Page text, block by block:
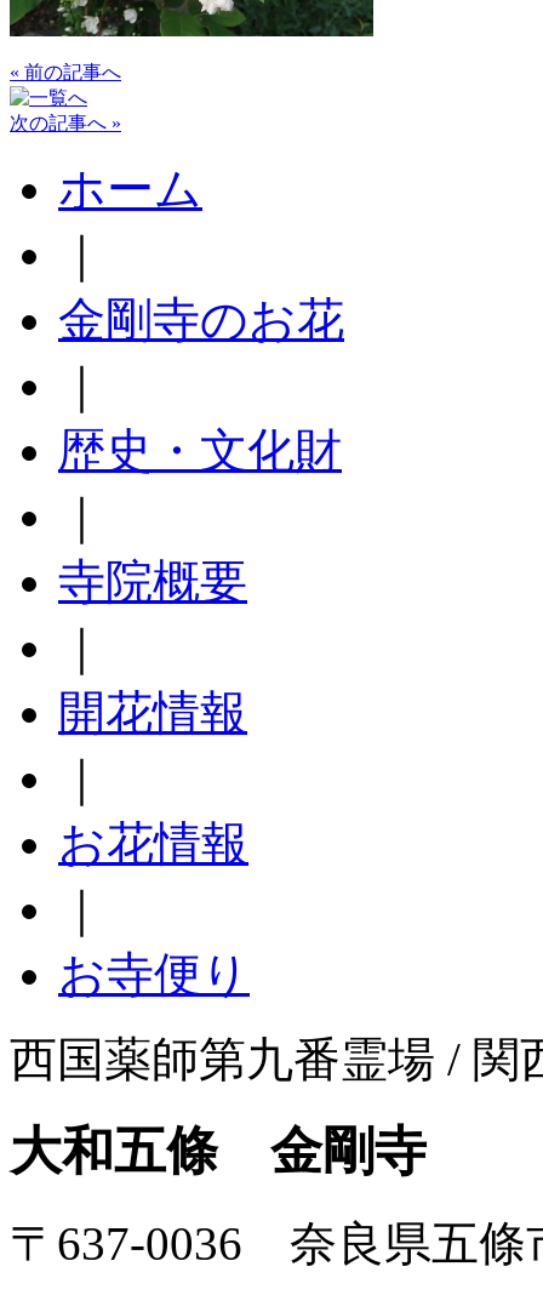
« 前の記事へ
次の記事へ »
ホーム
金剛寺のお花
歴史・文化財
寺院概要
開花情報
お花情報
お寺便り
西国薬師第九番霊場 / 関
大和五條 金剛寺
〒637-0036 奈良県五條